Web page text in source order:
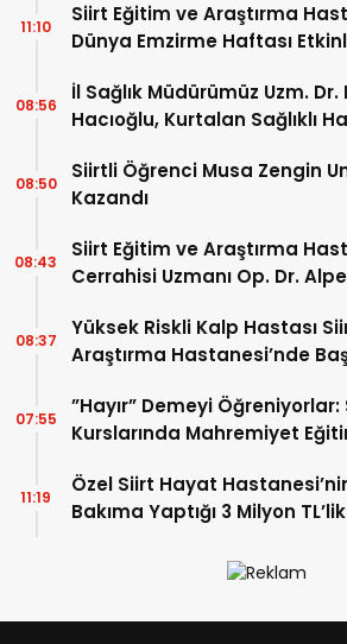
Siirt Eğitim ve Araştırma
Dünya Emzirme Haftası
11:10
İl Sağlık Müdürümüz Uzm. Dr.
Hacıoğlu, Kurtalan Sağlıklı
08:56
Siirtli Öğrenci Musa Zengin
Kazandı
08:50
Siirt Eğitim ve Araştırma
Cerrahisi Uzmanı Op. Dr.
Anlamına Gelmez”
08:43
Yüksek Riskli Kalp Hastası
Araştırma Hastanesi’nde
08:37
”Hayır” Demeyi Öğreniyorlar:
Kurslarında Mahremiyet
07:55
Özel Siirt Hayat
Bakıma Yaptığı 3 Milyon
11:19